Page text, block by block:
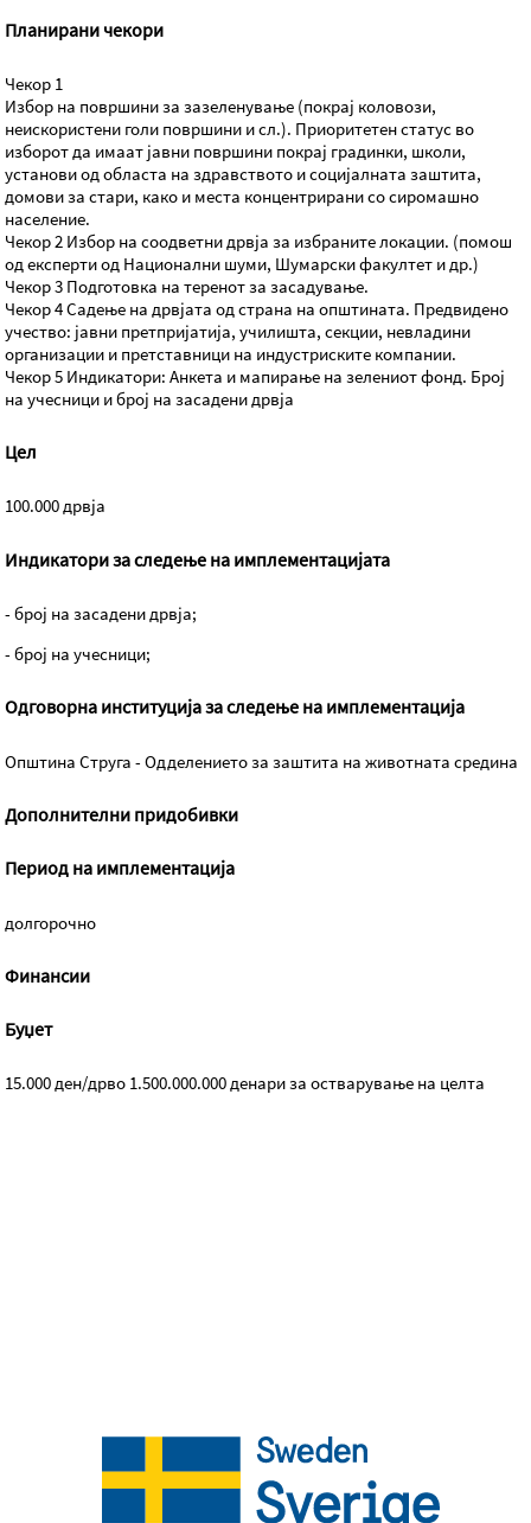
Планирани чекори
Чекор 1
Избор на површини за зазеленување (покрај коловози,
неискористени голи површини и сл.). Приоритетен статус во
изборот да имаат јавни површини покрај градинки, школи,
установи од областа на здравството и социјалната заштита,
домови за стари, како и места концентрирани со сиромашно
население.
Чекор 2 Избор на соодветни дрвја за избраните локации. (помош
од експерти од Национални шуми, Шумарски факултет и др.)
Чекор 3 Подготовка на теренот за засадување.
Чекор 4 Садење на дрвјата од страна на општината. Предвидено
учество: јавни претпријатија, училишта, секции, невладини
организации и претставници на индустриските компании.
Чекор 5 Индикатори: Анкета и мапирање на зелениот фонд. Број
на учесници и број на засадени дрвја
Цел
100.000 дрвја
Индикатори за следење на имплементацијата
- број на засадени дрвја;
- број на учесници;
Одговорна институција за следење на имплементација
Општина Струга - Одделението за заштита на животната средина
Дополнителни придобивки
Период на имплементација
долгорочно
Финансии
Буџет
15.000 ден/дрво 1.500.000.000 денари за остварување на целта